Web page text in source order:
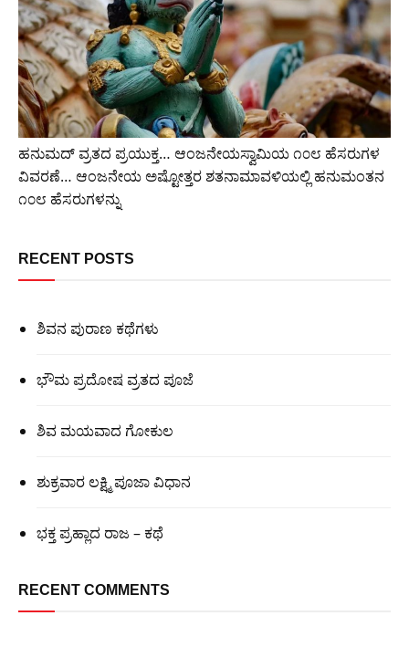
ಹನುಮದ್ ವ್ರತದ ಪ್ರಯುಕ್ತ… ಆಂಜನೇಯಸ್ವಾಮಿಯ ೧೦೮ ಹೆಸರುಗಳ
ವಿವರಣೆ… ಆಂಜನೇಯ ಅಷ್ಟೋತ್ತರ ಶತನಾಮಾವಳಿಯಲ್ಲಿ ಹನುಮಂತನ
೧೦೮ ಹೆಸರುಗಳನ್ನು
RECENT POSTS
ಶಿವನ ಪುರಾಣ ಕಥೆಗಳು
ಭೌಮ ಪ್ರದೋಷ ವ್ರತದ ಪೂಜೆ
ಶಿವ ಮಯವಾದ ಗೋಕುಲ
ಶುಕ್ರವಾರ ಲಕ್ಷ್ಮಿ ಪೂಜಾ ವಿಧಾನ
ಭಕ್ತ ಪ್ರಹ್ಲಾದ ರಾಜ – ಕಥೆ
RECENT COMMENTS